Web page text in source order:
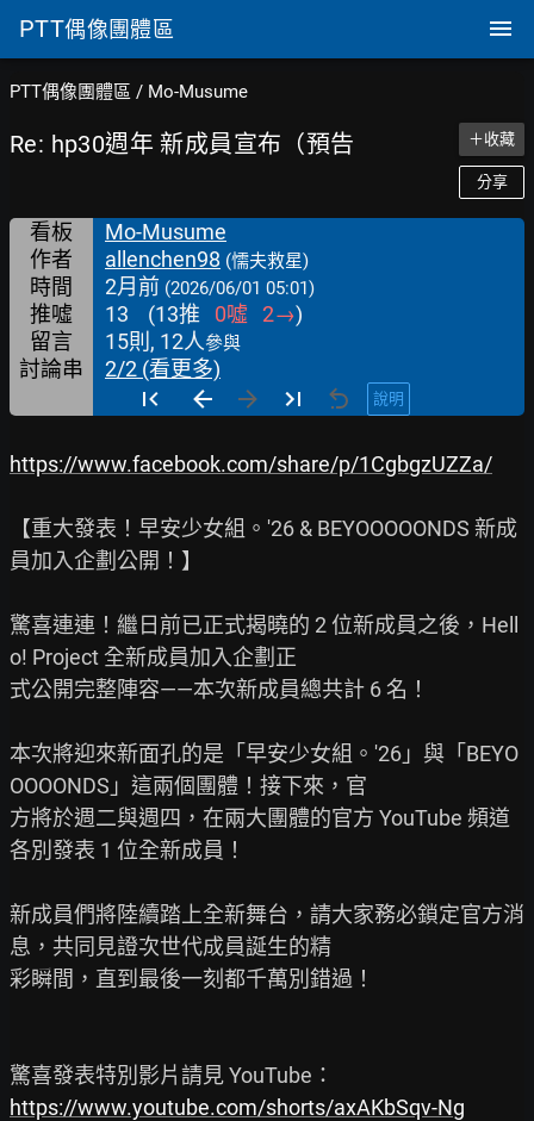
PTT偶像團體區
PTT偶像團體區 / Mo-Musume
Re: hp30週年 新成員宣布（預告 ＋收藏
分享
看板
Mo-Musume
作者
allenchen98 (懦夫救星)
時間 2月前 (2026/06/01 05:01)
推噓 13 (13推 0噓 2→)
留言
15則, 12人參與
討論串 2/2 (看更多)
說明
https://www.facebook.com/share/p/1CgbgzUZZa/
【重大發表！早安少女組。'26 & BEYOOOOONDS 新成
員加入企劃公開！】
驚喜連連！繼日前已正式揭曉的 2 位新成員之後，Hell
o! Project 全新成員加入企劃正
式公開完整陣容——本次新成員總共計 6 名！
本次將迎來新面孔的是「早安少女組。'26」與「BEYO
OOOONDS」這兩個團體！接下來，官
方將於週二與週四，在兩大團體的官方 YouTube 頻道
各別發表 1 位全新成員！
新成員們將陸續踏上全新舞台，請大家務必鎖定官方消
息，共同見證次世代成員誕生的精
彩瞬間，直到最後一刻都千萬別錯過！
https://www.youtube.com/shorts/axAKbSqv-Ng